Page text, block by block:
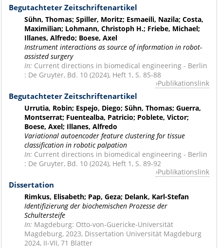
Begutachteter Zeitschriftenartikel
Sühn, Thomas; Spiller, Moritz; Esmaeili, Nazila; Costa,
Maximilian; Lohmann, Christoph H.; Friebe, Michael;
Illanes, Alfredo; Boese, Axel
Instrument interactions as source of information in robot-
assisted surgery
In: Current directions in biomedical engineering - Berlin
: De Gruyter, Bd. 10 (2024), Heft 1, S. 85-88
Publikationslink
Begutachteter Zeitschriftenartikel
Urrutia, Robin; Espejo, Diego; Sühn, Thomas; Guerra,
Montserrat; Fuentealba, Patricio; Poblete, Victor;
Boese, Axel; Illanes, Alfredo
Variational autoencoder feature clustering for tissue
classification in robotic palpation
In: Current directions in biomedical engineering - Berlin
: De Gruyter, Bd. 10 (2024), Heft 1, S. 89-92
Publikationslink
Dissertation
Rimkus, Elisabeth; Pap, Geza; Delank, Karl-Stefan
Identifizierung der biochemischen Prozesse der
Schultersteife
In: Magdeburg: Otto-von-Guericke-Universität
Magdeburg, 2023, Dissertation Universität Magdeburg
2024, II-VII, 71 Blätter